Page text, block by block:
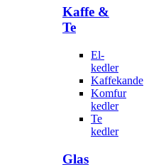
Kaffe &
Te
El-
kedler
Kaffekande
Komfur
kedler
Te
kedler
Glas